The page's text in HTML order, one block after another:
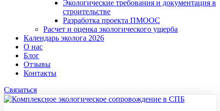
Экологические требования и документация в
строительстве
Разработка проекта ПМООС
Расчет и оценка экологического ущерба
Календарь эколога 2026
О нас
Блог
Отзывы
Контакты
Связаться